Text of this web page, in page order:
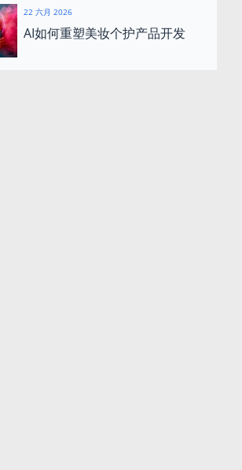
22 六月 2026
AI如何重塑美妆个护产品开发